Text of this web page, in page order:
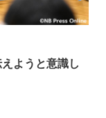
ようと意識し